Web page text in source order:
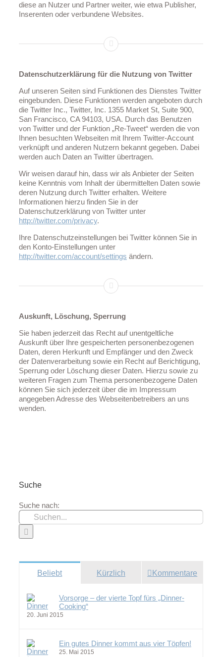
diese an Nutzer und Partner weiter, wie etwa Publisher,
Inserenten oder verbundene Websites.
Datenschutzerklärung für die Nutzung von Twitter
Auf unseren Seiten sind Funktionen des Dienstes Twitter
eingebunden. Diese Funktionen werden angeboten durch
die Twitter Inc., Twitter, Inc. 1355 Market St, Suite 900,
San Francisco, CA 94103, USA. Durch das Benutzen
von Twitter und der Funktion „Re-Tweet“ werden die von
Ihnen besuchten Webseiten mit Ihrem Twitter-Account
verknüpft und anderen Nutzern bekannt gegeben. Dabei
werden auch Daten an Twitter übertragen.
Wir weisen darauf hin, dass wir als Anbieter der Seiten
keine Kenntnis vom Inhalt der übermittelten Daten sowie
deren Nutzung durch Twitter erhalten. Weitere
Informationen hierzu finden Sie in der
Datenschutzerklärung von Twitter unter
http://twitter.com/privacy.
Ihre Datenschutzeinstellungen bei Twitter können Sie in
den Konto-Einstellungen unter
http://twitter.com/account/settings ändern.
Auskunft, Löschung, Sperrung
Sie haben jederzeit das Recht auf unentgeltliche
Auskunft über Ihre gespeicherten personenbezogenen
Daten, deren Herkunft und Empfänger und den Zweck
der Datenverarbeitung sowie ein Recht auf Berichtigung,
Sperrung oder Löschung dieser Daten. Hierzu sowie zu
weiteren Fragen zum Thema personenbezogene Daten
können Sie sich jederzeit über die im Impressum
angegeben Adresse des Webseitenbetreibers an uns
wenden.
Suche
Suche nach:
Beliebt Kürzlich Kommentare
Vorsorge – der vierte Topf fürs „Dinner-
Cooking“
20. Juni 2015
Ein gutes Dinner kommt aus vier Töpfen!
25. Mai 2015